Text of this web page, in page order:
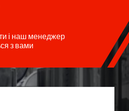
і наш менеджер
з вами